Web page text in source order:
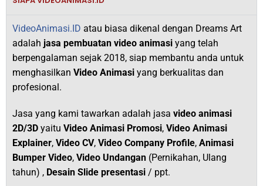
VideoAnimasi.ID atau biasa dikenal dengan Dreams Art
adalah jasa pembuatan video animasi yang telah
berpengalaman sejak 2018, siap membantu anda untuk
menghasilkan Video Animasi yang berkualitas dan
profesional.
Jasa yang kami tawarkan adalah jasa video animasi
2D/3D yaitu Video Animasi Promosi, Video Animasi
Explainer, Video CV, Video Company Profile, Animasi
Bumper Video, Video Undangan (Pernikahan, Ulang
tahun) , Desain Slide presentasi / ppt.